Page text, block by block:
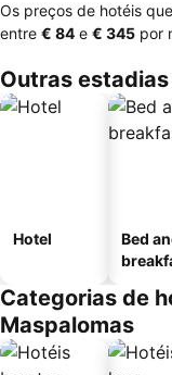
Os preços de hotéis
entre ‎€ 84 e ‎€ 345 por
Outras
Hotel
Bed
Categorias de
Maspalomas